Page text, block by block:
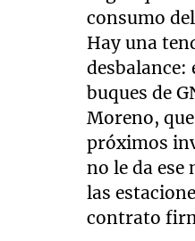
consumo
Hay una
buques de
Moreno,
próximos
no le da
las
contrato